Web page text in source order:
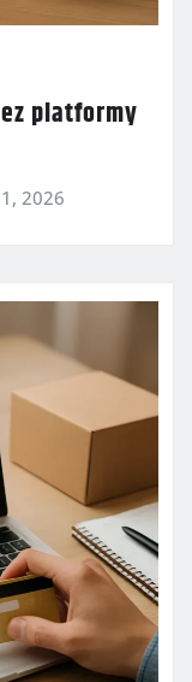
platformy
2026